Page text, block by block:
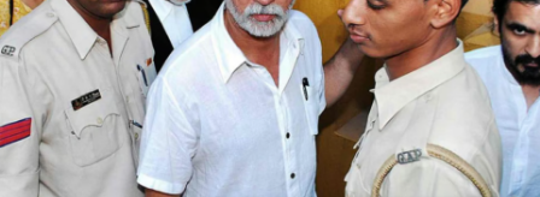
’62 വയസ്സായി, ഈ കേസില്‍ ഞാനാണ് ഇര’:
പീഡനക്കേസിലെ ശിക്ഷാവിധിക്ക് പിന്നാലെ തരുണ്‍
തേജ്പാല്‍
പനജി: സഹപ്രവര്‍ത്തകയെ പീഡിപ്പിച്ചെന്ന കേസില്‍
കുറ്റക്കാരനാണെന്ന് കണ്ടെത്തിയതിന് പിന്നാലെ...